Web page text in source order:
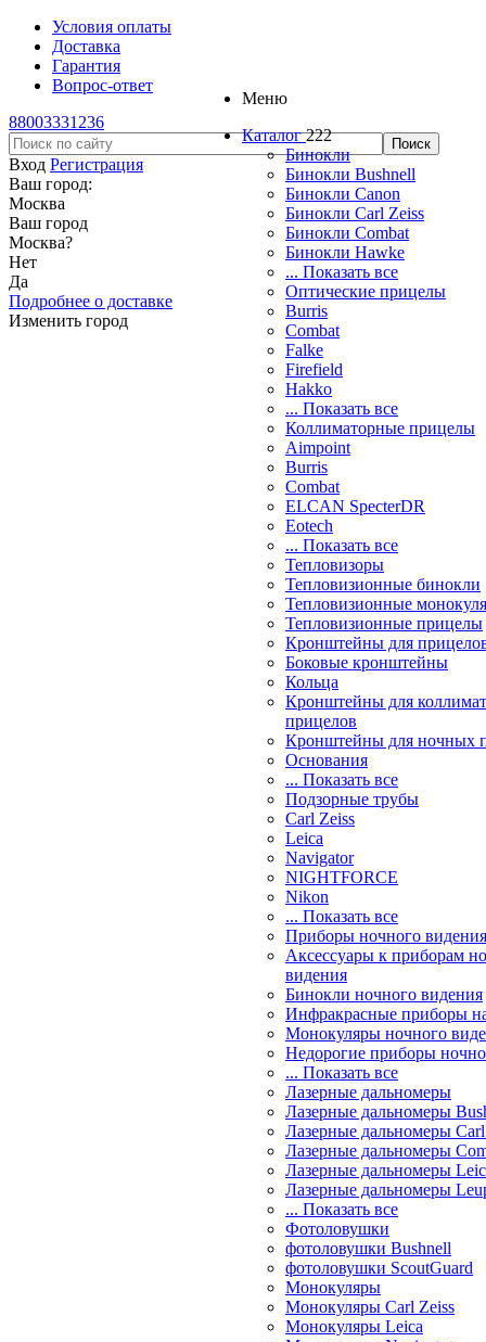
Условия оплаты
Доставка
Гарантия
Вопрос-ответ
88003331236
Вход Регистрация
Ваш город:
Москва
Ваш город
Москва?
Нет
Да
Подробнее о доставке
Изменить город
Меню
Каталог 222
Бинокли
Бинокли Bushnell
Бинокли Canon
Бинокли Carl Zeiss
Бинокли Combat
Бинокли Hawke
... Показать все
Оптические прицелы
Burris
Combat
Falke
Firefield
Hakko
... Показать все
Коллиматорные прицелы
Aimpoint
Burris
Combat
ELCAN SpecterDR
Eotech
... Показать все
Тепловизоры
Тепловизионные бинокли
Тепловизионные
Тепловизионные прицелы
Кронштейны для
Боковые кронштейны
Кольца
Кронштейны для
прицелов
Кронштейны для ночных
Основания
... Показать все
Подзорные трубы
Carl Zeiss
Leica
Navigator
NIGHTFORCE
Nikon
... Показать все
Приборы ночного видения
Аксессуары к приборам
видения
Бинокли ночного видения
Инфракрасные приборы
Монокуляры ночного
Недорогие приборы
... Показать все
Лазерные дальномеры
Лазерные дальномеры
Лазерные дальномеры
Лазерные дальномеры
Лазерные дальномеры
Лазерные дальномеры
... Показать все
Фотоловушки
фотоловушки Bushnell
фотоловушки ScoutGuard
Монокуляры
Монокуляры Carl Zeiss
Монокуляры Leica